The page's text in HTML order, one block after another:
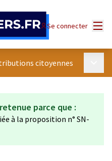
Se connecter
citoyennes
parce que :
à la proposition n° SN-